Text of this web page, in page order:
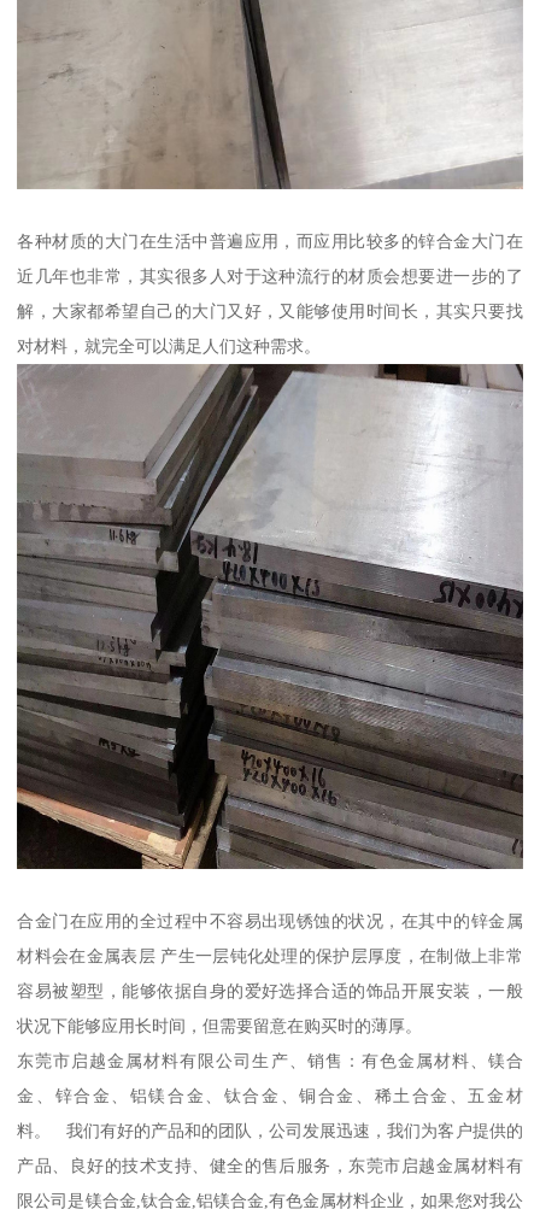
各种材质的大门在生活中普遍应用，而应用比较多的锌合金大门在
近几年也非常，其实很多人对于这种流行的材质会想要进一步的了
解，大家都希望自己的大门又好，又能够使用时间长，其实只要找
对材料，就完全可以满足人们这种需求。
合金门在应用的全过程中不容易出现锈蚀的状况，在其中的锌金属
材料会在金属表层 产生一层钝化处理的保护层厚度，在制做上非常
容易被塑型，能够依据自身的爱好选择合适的饰品开展安装，一般
状况下能够应用长时间，但需要留意在购买时的薄厚。
东莞市启越金属材料有限公司生产、销售：有色金属材料、镁合
金、锌合金、铝镁合金、钛合金、铜合金、稀土合金、五金材
料。 我们有好的产品和的团队，公司发展迅速，我们为客户提供的
产品、良好的技术支持、健全的售后服务，东莞市启越金属材料有
限公司是镁合金,钛合金,铝镁合金,有色金属材料企业，如果您对我公